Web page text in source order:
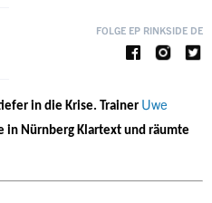
FOLGE EP RINKSIDE DE
in die Krise. Trainer Uwe
in Nürnberg Klartext und räumte